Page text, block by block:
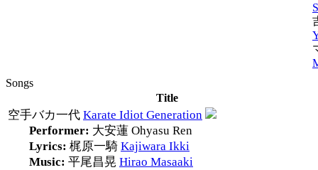
Songs
Title
空手バカ一代 Karate Idiot Generation
Performer: 大安蓮 Ohyasu Ren
Lyrics: 梶原一騎 Kajiwara Ikki
Music: 平尾昌晃 Hirao Masaaki